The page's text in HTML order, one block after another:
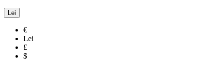
Lei
€
Lei
£
$